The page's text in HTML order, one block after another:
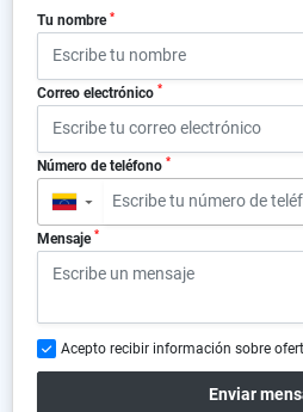
Tu nombre *
Correo electrónico *
Número de teléfono *
▼
Mensaje *
Acepto recibir información sobre
Enviar